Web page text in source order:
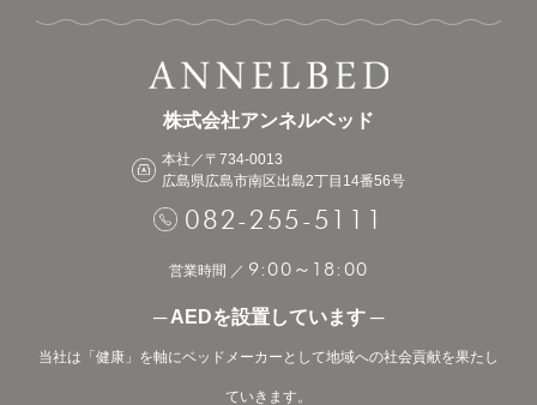
株式会社アンネルベッド
本社／〒734-0013
広島県広島市南区出島2丁目14番56号
082-255-5111
営業時間 ／ 9:00 ～ 18:00
─ AEDを設置しています ─
当社は「健康」を軸にベッドメーカーとして地域への社会貢献を果たし
ていきます。